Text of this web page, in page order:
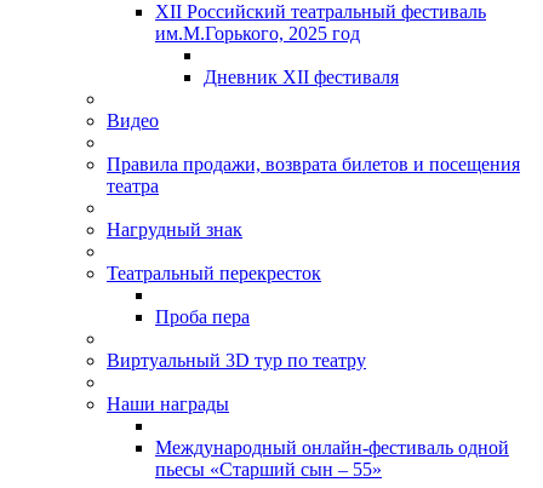
XII Российский театральный фестиваль
им.М.Горького, 2025 год
Дневник XII фестиваля
Видео
Правила продажи, возврата билетов и посещения
театра
Нагрудный знак
Театральный перекресток
Проба пера
Виртуальный 3D тур по театру
Наши награды
Международный онлайн-фестиваль одной
пьесы «Старший сын – 55»